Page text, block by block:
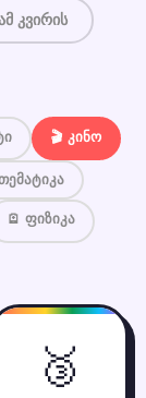
კვირის
🎬 კინო
🪫 ფიზიკა
🥉